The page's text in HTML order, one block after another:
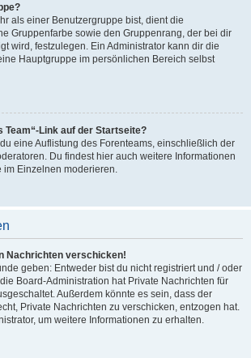
als einer Benutzergruppe bist, dient die
Gruppenfarbe sowie den Gruppenrang, der bei dir
wird, festzulegen. Ein Administrator kann dir die
Hauptgruppe im persönlichen Bereich selbst
Team“-Link auf der Startseite?
eine Auflistung des Forenteams, einschließlich der
Du findest hier auch weitere Informationen
im Einzelnen moderieren.
Nachrichten verschicken!
geben: Entweder bist du nicht registriert und / oder
Board-Administration hat Private Nachrichten für
Außerdem könnte es sein, dass der
Private Nachrichten zu verschicken, entzogen hat.
um weitere Informationen zu erhalten.